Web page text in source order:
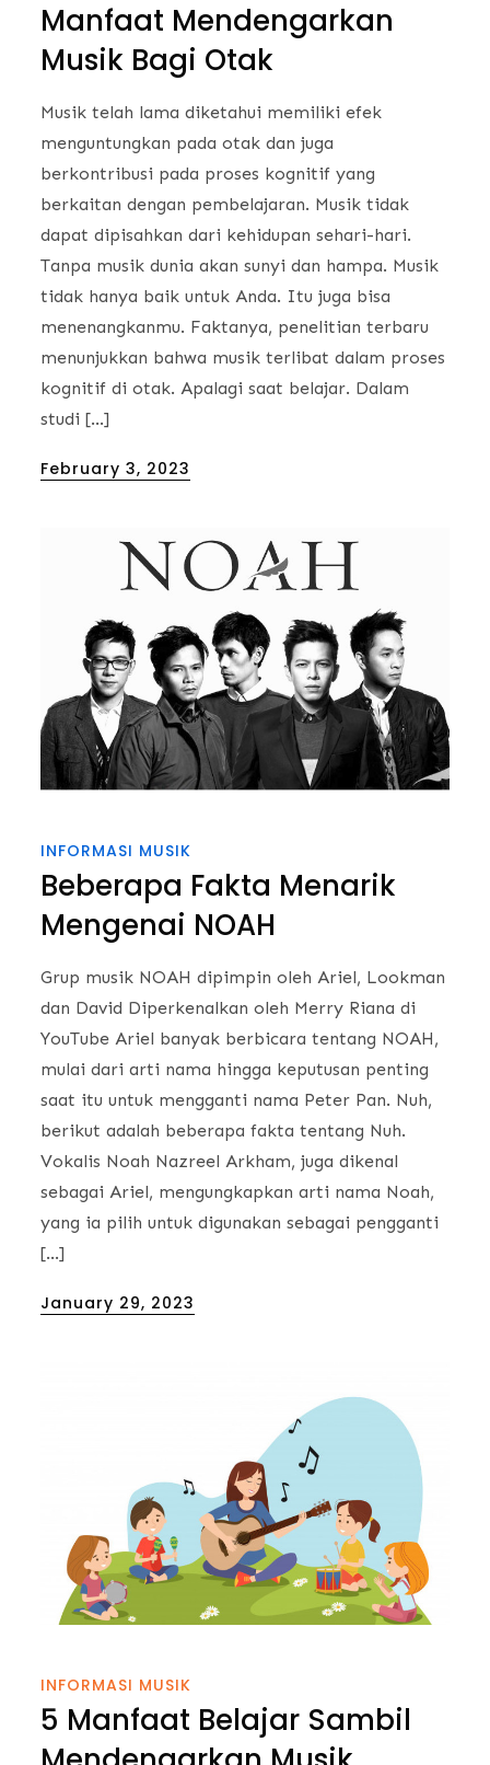
Manfaat Mendengarkan
Musik Bagi Otak
Musik telah lama diketahui memiliki efek
menguntungkan pada otak dan juga
berkontribusi pada proses kognitif yang
berkaitan dengan pembelajaran. Musik tidak
dapat dipisahkan dari kehidupan sehari-hari.
Tanpa musik dunia akan sunyi dan hampa. Musik
tidak hanya baik untuk Anda. Itu juga bisa
menenangkanmu. Faktanya, penelitian terbaru
menunjukkan bahwa musik terlibat dalam proses
kognitif di otak. Apalagi saat belajar. Dalam
studi […]
Posted
February 3, 2023
INFORMASI MUSIK
Beberapa Fakta Menarik
Mengenai NOAH
Grup musik NOAH dipimpin oleh Ariel, Lookman
dan David Diperkenalkan oleh Merry Riana di
YouTube Ariel banyak berbicara tentang NOAH,
mulai dari arti nama hingga keputusan penting
saat itu untuk mengganti nama Peter Pan. Nuh,
berikut adalah beberapa fakta tentang Nuh.
Vokalis Noah Nazreel Arkham, juga dikenal
sebagai Ariel, mengungkapkan arti nama Noah,
yang ia pilih untuk digunakan sebagai pengganti
[…]
Posted
January 29, 2023
INFORMASI MUSIK
5 Manfaat Belajar Sambil